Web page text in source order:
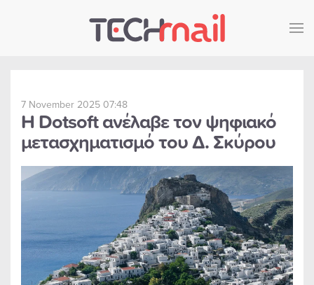
Skip to main content
7 November 2025 07:48
Η Dotsoft ανέλαβε τον ψηφιακό
μετασχηματισμό του Δ. Σκύρου